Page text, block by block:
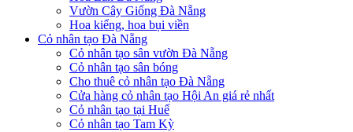
Vườn Cây Giống Đà Nẵng
Hoa kiểng, hoa bụi viền
Cỏ nhân tạo Đà Nẵng
Cỏ nhân tạo sân vườn Đà Nẵng
Cỏ nhân tạo sân bóng
Cho thuê cỏ nhân tạo Đà Nẵng
Cửa hàng cỏ nhân tạo Hội An giá rẻ nhất
Cỏ nhân tạo tại Huế
Cỏ nhân tạo Tam Kỳ